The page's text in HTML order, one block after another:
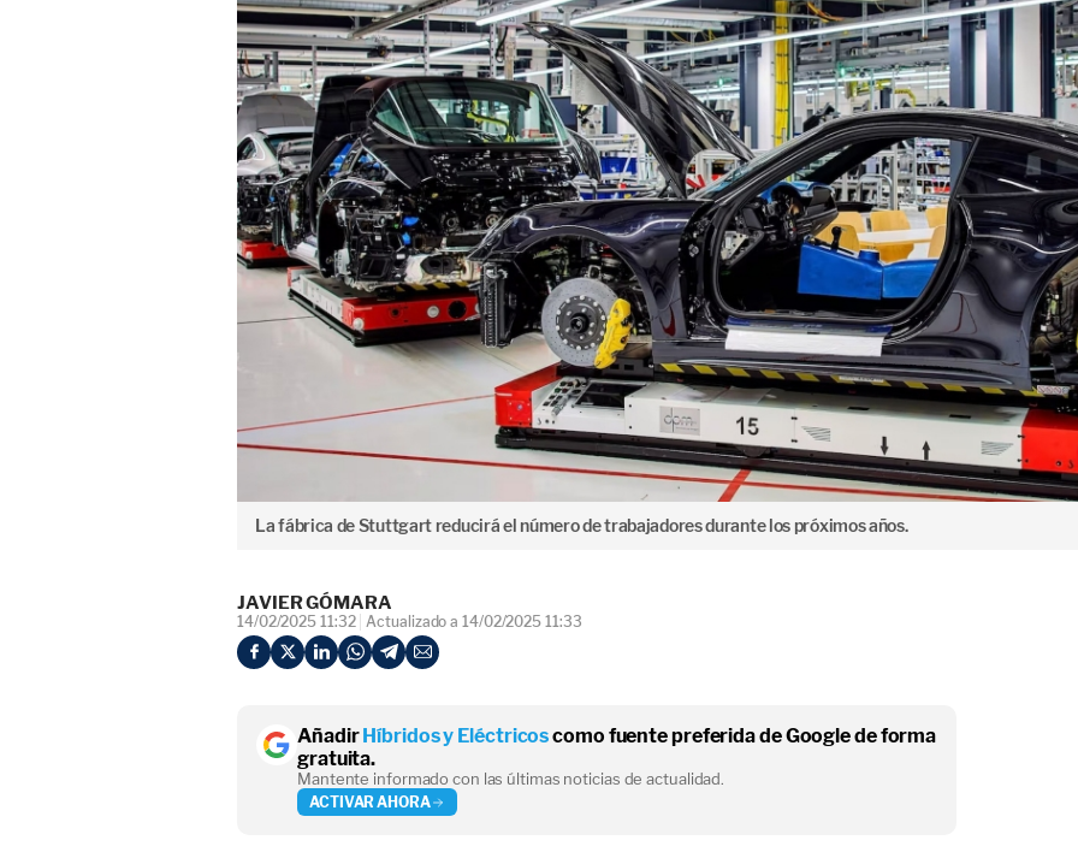
La fábrica de Stuttgart reducirá el número de trabajadores durante los próximos años.
JAVIER GÓMARA
14/02/2025 11:32 Actualizado a 14/02/2025 11:33
Añadir Híbridos y Eléctricoscomo fuente preferida de Google de forma
gratuita.
Mantente informado con las últimas noticias de actualidad.
ACTIVAR AHORA